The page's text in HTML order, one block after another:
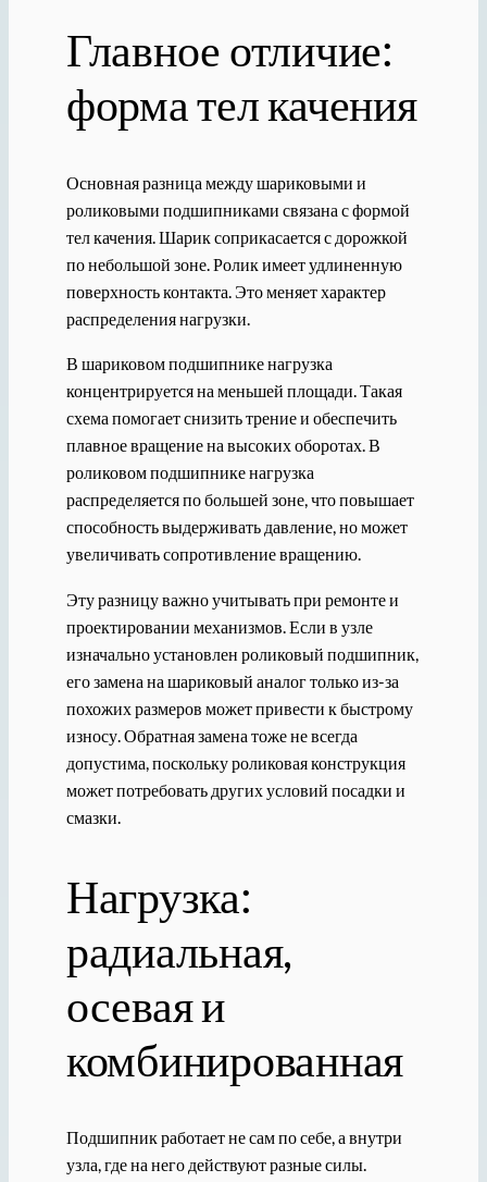
Главное отличие:
форма тел качения
Основная разница между шариковыми и
роликовыми подшипниками связана с формой
тел качения. Шарик соприкасается с дорожкой
по небольшой зоне. Ролик имеет удлиненную
поверхность контакта. Это меняет характер
распределения нагрузки.
В шариковом подшипнике нагрузка
концентрируется на меньшей площади. Такая
схема помогает снизить трение и обеспечить
плавное вращение на высоких оборотах. В
роликовом подшипнике нагрузка
распределяется по большей зоне, что повышает
способность выдерживать давление, но может
увеличивать сопротивление вращению.
Эту разницу важно учитывать при ремонте и
проектировании механизмов. Если в узле
изначально установлен роликовый подшипник,
его замена на шариковый аналог только из-за
похожих размеров может привести к быстрому
износу. Обратная замена тоже не всегда
допустима, поскольку роликовая конструкция
может потребовать других условий посадки и
смазки.
Нагрузка:
радиальная,
осевая и
комбинированная
Подшипник работает не сам по себе, а внутри
узла, где на него действуют разные силы.